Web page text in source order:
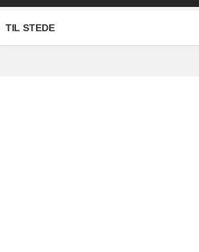
TIL STEDE